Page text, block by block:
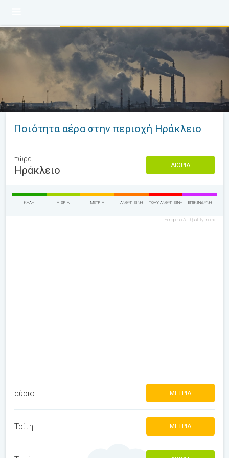
Ποιότητα αέρα στην περιοχή Ηράκλειο
τώρα
Ηράκλειο ΑΊΘΡΙΑ
ΚΑΛΉ ΑΊΘΡΙΑ ΜΈΤΡΙΑ ΑΝΘΥΓΙΕΙΝΉ ΠΟΛΎ ΑΝΘΥΓΙΕΙΝΉ ΕΠΙΚΊΝΔΥΝΗ
European Air Quality Index
αύριο ΜΈΤΡΙΑ
Τρίτη ΜΈΤΡΙΑ